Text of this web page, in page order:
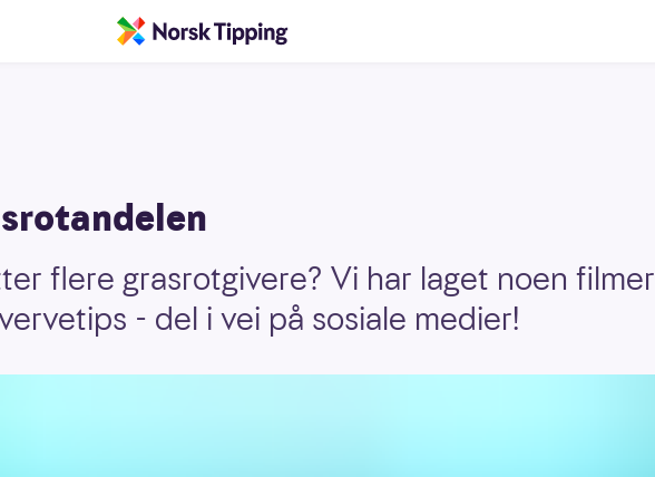
flere grasrotgivere? Vi har laget noen filmer
- del i vei på sosiale medier!